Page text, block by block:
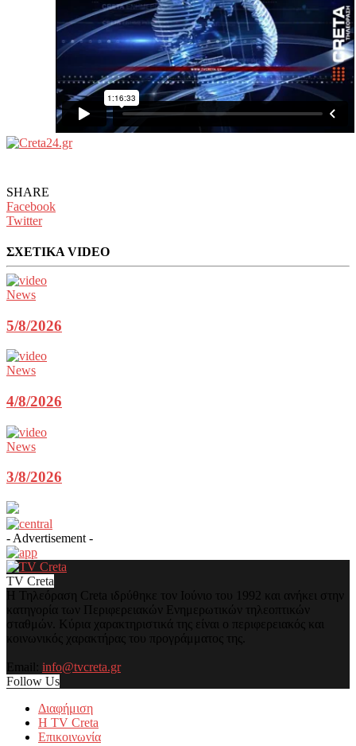
SHARE
Facebook
Twitter
ΣΧΕΤΙΚΑ VIDEO
News
5/8/2026
News
4/8/2026
News
3/8/2026
- Advertisement -
TV Creta
Η Τηλεόραση Creta ιδρύθηκε τον Ιούνιο του 1992 και ανήκει στην
κατηγορία των Περιφερειακών Ενημερωτικών τηλεοπτικών
σταθμών. Κύρια χαρακτηριστικά της είναι ο περιφερειακός και
κοινωνικός χαρακτήρας του προγράμματος της.
Email: info@tvcreta.gr
Follow Us
Διαφήμιση
Η TV Creta
Επικοινωνία